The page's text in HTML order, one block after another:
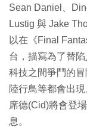
Sean Daniel、
Lustig 與 Jake
以在《Final
台，描寫為了替
科技之間爭鬥的
陸行鳥等都會出
席德(Cid)將會登
息。